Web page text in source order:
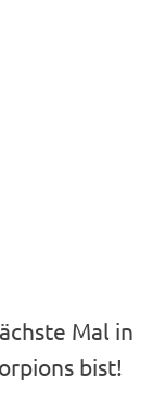
Mal in
bist!